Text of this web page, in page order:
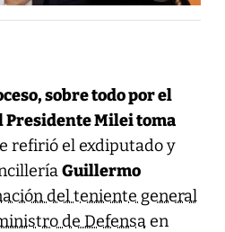
sobre todo por el
Presidente Milei toma
refirió el exdiputado y
Guillermo
del teniente general
de Defensaen